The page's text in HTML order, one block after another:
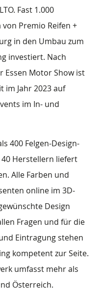
Fast 1.000
Premio Reifen +
in den Umbau zum
investiert. Nach
Essen Motor Show ist
im Jahr 2023 auf
im In- und
400 Felgen-Design-
Herstellern liefert
Alle Farben und
online im 3D-
Design
Fragen und für die
Eintragung stehen
kompetent zur Seite.
umfasst mehr als
Österreich.